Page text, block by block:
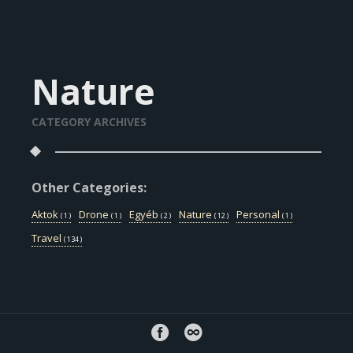
Nature
CATEGORY ARCHIVES
Other Categories:
Aktok ( 1 ) Drone ( 1 ) Egyéb ( 2 ) Nature ( 12 ) Personal ( 1 )
Travel ( 134 )